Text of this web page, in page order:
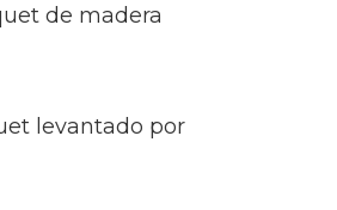
de madera
levantado por